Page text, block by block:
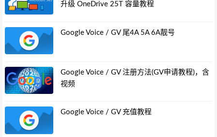
升级 OneDrive 25T 容量教程
Google Voice / GV 尾4A 5A 6A靓号
Google Voice / GV 注册方法(GV申请教程)，含
视频
Google Voice / GV 充值教程